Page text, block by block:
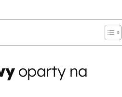
oparty na